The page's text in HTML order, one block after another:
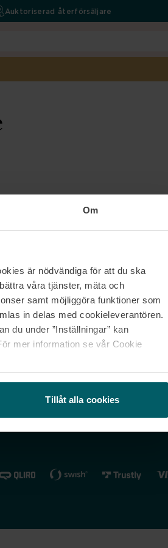
Om
är nödvändiga för att du ska
våra tjänster, mäta och
samt möjliggöra funktioner som
in delas med cookieleverantören.
du under ”Inställningar” kan
mer information se vår Cookie
Tillåt alla cookies
Auktoriserad återförsäljare
oss
frågor & svar
min beställning
Nordicfeel SE
Nordicfeel FI
Nordicfeel NO